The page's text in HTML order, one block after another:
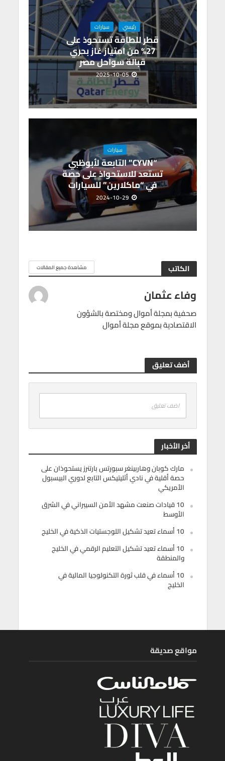
رئيسي سيارات
قطر للطاقة تستحوذ على
27% من امتياز غاز بحري
قبالة سواحل مصر
2025-10-05
سيارات
“CYVN” التابعة لأبوظبي
تستعد للاستحواذ على حصة
في “ماكلارين” للسيارات
2024-10-29
الكاتب مشاهدة جميع المقالات
وفاء عثمان
صحفية بمجلة أموال ومختصة بالشؤون
الاقتصادية بموقع مجلة أموال
أضف تعليق
اضف تعليق
أخر الأخبار
مارك كوبان وهاربينغر سبورتس بارتنرز يستحوذان على
حصة أقلية في نادي أثليتيكس التابع لدوري البيسبول
الأمريكي
10 قيادات صنعت مشهد الأمن السيبراني في الشرق
الأوسط
10 أسماء تعيد تشكيل اللوجستيات الذكية في الخليج
10 أسماء تعيد تشكيل التعليم الرقمي في الخليج
والمنطقة
10 أسماء في قلب ثورة التكنولوجيا المالية في
الخليج
مواقع صديقة